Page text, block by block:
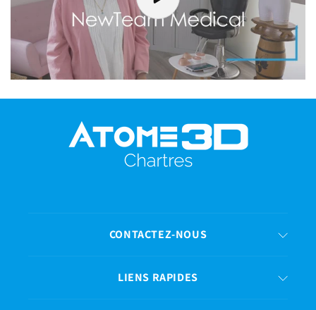
CONTACTEZ-NOUS
LIENS RAPIDES